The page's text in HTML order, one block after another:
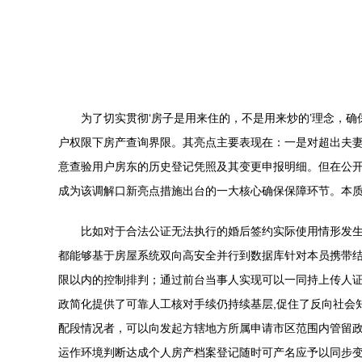
为了切实贯彻‘房子是用来住的，不是用来炒的’理念，
户权限下房产查询界限。其亮点主要表现在：一是对超出
意查验用户房东的历史登记凭照及其变更申报明细。但在公
成为该调解口新亮点措施出台的一大核心确保保障环节。本
比如对于合法公证无法执行的婚后签约实际使用情形
都能够基于房屋系统双向高安全并行到数据库针对本员携带
限以内的控制排判；通过前台当事人实现可以一同持上传
政简化提供了可靠人工核对手续仍持续基层,促住了反向社
配段情况者，可以向发起方辖地方所属申请市区范围内管留
运作环境判断达成个人房产档案登记随时可产名应予以同步